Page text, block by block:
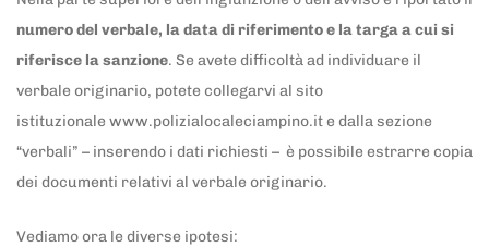
numero del verbale, la data di riferimento e la targa a cui si
riferisce la sanzione. Se avete difficoltà ad individuare il
verbale originario, potete collegarvi al sito
istituzionale www.polizialocaleciampino.it e dalla sezione
“verbali” – inserendo i dati richiesti – è possibile estrarre copia
dei documenti relativi al verbale originario.
Vediamo ora le diverse ipotesi: